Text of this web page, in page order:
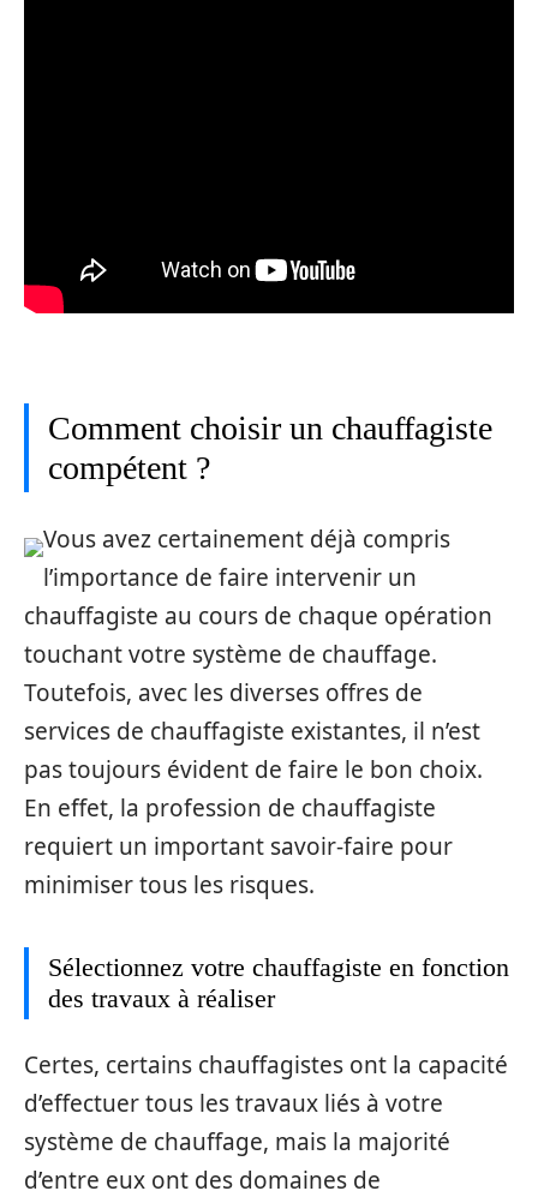
Comment choisir un chauffagiste
compétent ?
Vous avez certainement déjà compris
l’importance de faire intervenir un
chauffagiste au cours de chaque opération
touchant votre système de chauffage.
Toutefois, avec les diverses offres de
services de chauffagiste existantes, il n’est
pas toujours évident de faire le bon choix.
En effet, la profession de chauffagiste
requiert un important savoir-faire pour
minimiser tous les risques.
Sélectionnez votre chauffagiste en fonction
des travaux à réaliser
Certes, certains chauffagistes ont la capacité
d’effectuer tous les travaux liés à votre
système de chauffage, mais la majorité
d’entre eux ont des domaines de